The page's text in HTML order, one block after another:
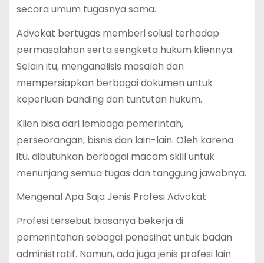
secara umum tugasnya sama.
Advokat bertugas memberi solusi terhadap
permasalahan serta sengketa hukum kliennya.
Selain itu, menganalisis masalah dan
mempersiapkan berbagai dokumen untuk
keperluan banding dan tuntutan hukum.
Klien bisa dari lembaga pemerintah,
perseorangan, bisnis dan lain-lain. Oleh karena
itu, dibutuhkan berbagai macam skill untuk
menunjang semua tugas dan tanggung jawabnya.
Mengenal Apa Saja Jenis Profesi Advokat
Profesi tersebut biasanya bekerja di
pemerintahan sebagai penasihat untuk badan
administratif. Namun, ada juga jenis profesi lain